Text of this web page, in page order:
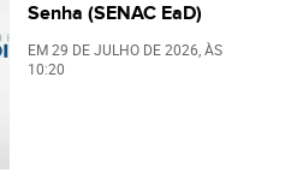
Senha (SENAC EaD)
EM29 DE JULHO DE 2026 , ÀS
10:20